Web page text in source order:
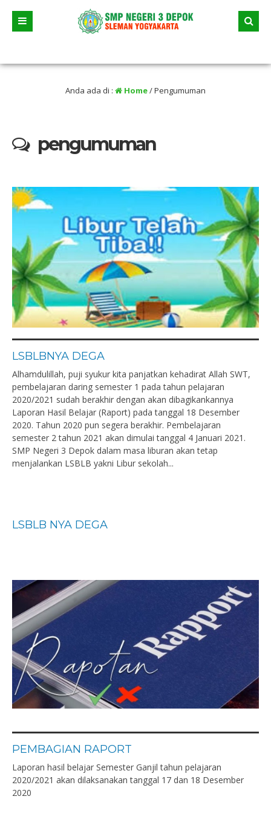
Anda ada di : Home/Pengumuman
pengumuman
LSBLBNYA DEGA
Alhamdulillah, puji syukur kita panjatkan kehadirat Allah SWT,
pembelajaran daring semester 1 pada tahun pelajaran
2020/2021 sudah berakhir dengan akan dibagikankannya
Laporan Hasil Belajar (Raport) pada tanggal 18 Desember
2020. Tahun 2020 pun segera berakhir. Pembelajaran
semester 2 tahun 2021 akan dimulai tanggal 4 Januari 2021.
SMP Negeri 3 Depok dalam masa liburan akan tetap
menjalankan LSBLB yakni Libur sekolah...
LSBLB NYA DEGA
PEMBAGIAN RAPORT
Laporan hasil belajar Semester Ganjil tahun pelajaran
2020/2021 akan dilaksanakan tanggal 17 dan 18 Desember
2020